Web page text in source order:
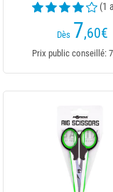
(1
Dès 7,60€
Prix public conseillé: